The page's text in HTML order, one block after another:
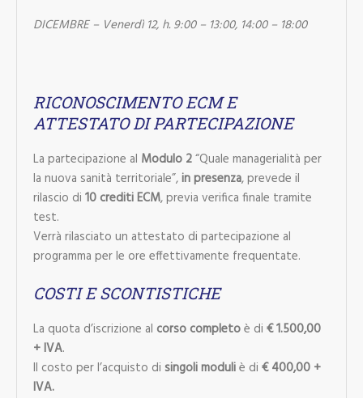
DICEMBRE – Venerdì 12, h. 9:00 – 13:00, 14:00 – 18:00
RICONOSCIMENTO ECM E
ATTESTATODI PARTECIPAZIONE
La partecipazione al Modulo 2“Quale managerialità per
la nuova sanità territoriale”,in presenza, prevede il
rilascio di 10 crediti ECM, previa verifica finale tramite
test.
Verrà rilasciato un attestato di partecipazione al
programma per le ore effettivamente frequentate.
COSTI E SCONTISTICHE
La quota d’iscrizione al corso completoè di € 1.500,00
+ IVA.
Il costo per l’acquisto di singoli moduliè di € 400,00 +
IVA.